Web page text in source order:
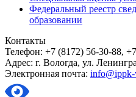
Федеральный реестр
образовании
Контакты
Телефон: +7 (8172) 56-30-88,
Адрес: г. Вологда, ул.
Электронная почта: